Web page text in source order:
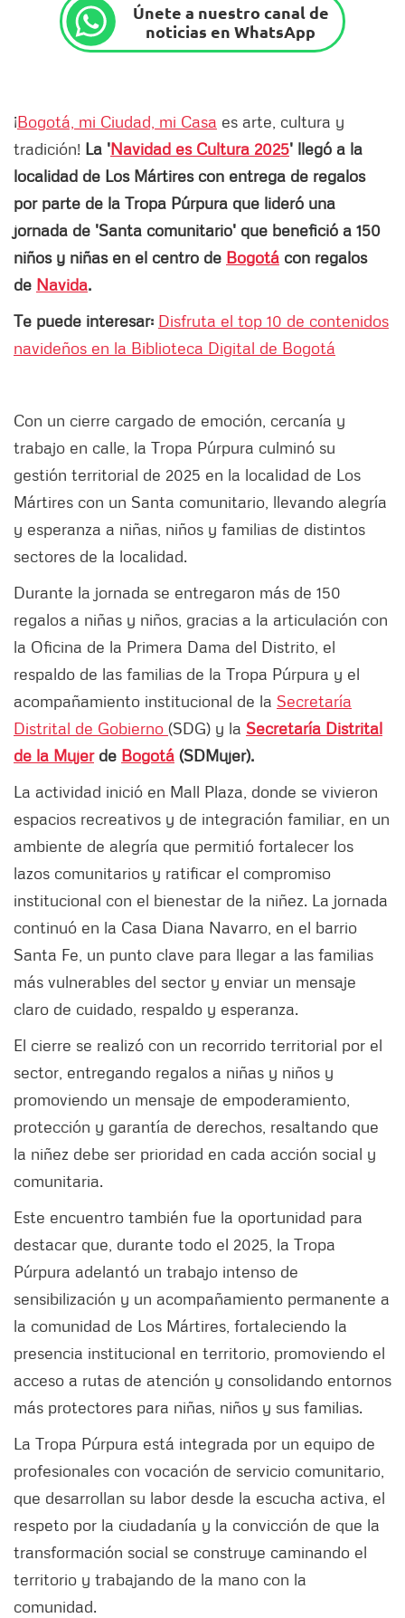
Únete a nuestro canal de
noticias en WhatsApp
¡Bogotá, mi Ciudad, mi Casa es arte, cultura y
tradición! La 'Navidad es Cultura 2025' llegó a la
localidad de Los Mártires con entrega de regalos
por parte de la Tropa Púrpura que lideró una
jornada de 'Santa comunitario' que benefició a 150
niños y niñas en el centro de Bogotá con regalos
de Navida.
Te puede interesar: Disfruta el top 10 de contenidos
navideños en la Biblioteca Digital de Bogotá
Con un cierre cargado de emoción, cercanía y
trabajo en calle, la Tropa Púrpura culminó su
gestión territorial de 2025 en la localidad de Los
Mártires con un Santa comunitario, llevando alegría
y esperanza a niñas, niños y familias de distintos
sectores de la localidad.
Durante la jornada se entregaron más de 150
regalos a niñas y niños, gracias a la articulación con
la Oficina de la Primera Dama del Distrito, el
respaldo de las familias de la Tropa Púrpura y el
acompañamiento institucional de la Secretaría
Distrital de Gobierno (SDG) y la Secretaría Distrital
de la Mujerde Bogotá (SDMujer).
La actividad inició en Mall Plaza, donde se vivieron
espacios recreativos y de integración familiar, en un
ambiente de alegría que permitió fortalecer los
lazos comunitarios y ratificar el compromiso
institucional con el bienestar de la niñez. La jornada
continuó en la Casa Diana Navarro, en el barrio
Santa Fe, un punto clave para llegar a las familias
más vulnerables del sector y enviar un mensaje
claro de cuidado, respaldo y esperanza.
El cierre se realizó con un recorrido territorial por el
sector, entregando regalos a niñas y niños y
promoviendo un mensaje de empoderamiento,
protección y garantía de derechos, resaltando que
la niñez debe ser prioridad en cada acción social y
comunitaria.
Este encuentro también fue la oportunidad para
destacar que, durante todo el 2025, la Tropa
Púrpura adelantó un trabajo intenso de
sensibilización y un acompañamiento permanente a
la comunidad de Los Mártires, fortaleciendo la
presencia institucional en territorio, promoviendo el
acceso a rutas de atención y consolidando entornos
más protectores para niñas, niños y sus familias.
La Tropa Púrpura está integrada por un equipo de
profesionales con vocación de servicio comunitario,
que desarrollan su labor desde la escucha activa, el
respeto por la ciudadanía y la convicción de que la
transformación social se construye caminando el
territorio y trabajando de la mano con la
comunidad.